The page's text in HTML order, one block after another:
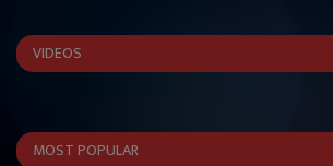
VIDEOS
MOST POPULAR